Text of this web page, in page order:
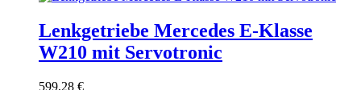
Lenkgetriebe Mercedes E-Klasse
W210 mit Servotronic
599,28 €